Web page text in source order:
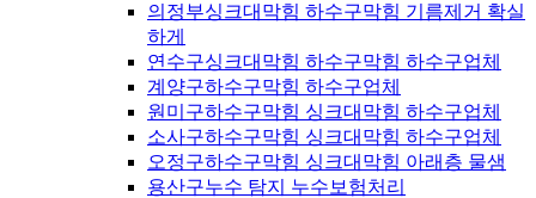
의정부싱크대막힘 하수구막힘 기름제거 확실
하게
연수구싱크대막힘 하수구막힘 하수구업체
계양구하수구막힘 하수구업체
원미구하수구막힘 싱크대막힘 하수구업체
소사구하수구막힘 싱크대막힘 하수구업체
오정구하수구막힘 싱크대막힘 아래층 물샘
용산구누수 탐지 누수보험처리